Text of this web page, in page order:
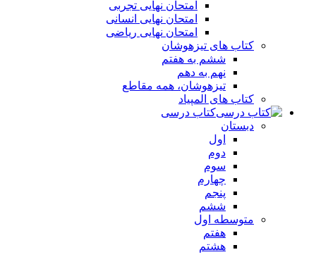
امتحان نهایی تجربی
امتحان نهایی انسانی
امتحان نهایی ریاضی
کتاب های تیزهوشان
ششم به هفتم
نهم به دهم
تیزهوشان، همه مقاطع
کتاب های المپیاد
کتاب درسی
دبستان
اول
دوم
سوم
چهارم
پنجم
ششم
متوسطه اول
هفتم
هشتم